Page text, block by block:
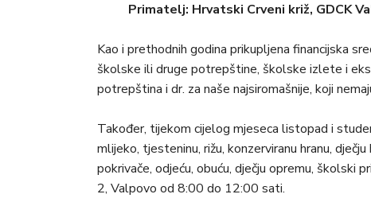
Primatelj: Hrvatski Crveni križ, GDCK
Kao i prethodnih godina prikupljena financijska
školske ili druge potrepštine, školske izlete i
potrepština i dr. za naše najsiromašnije, koji
Također, tijekom cijelog mjeseca listopad i
mlijeko, tjesteninu, rižu, konzerviranu hranu,
pokrivače, odjeću, obuću, dječju opremu, školski
2, Valpovo od 8:00 do 12:00 sati.